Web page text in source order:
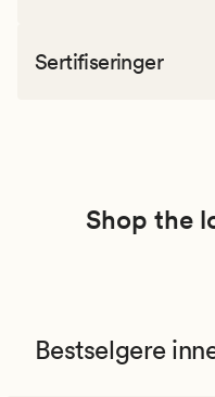
Sertifiseringer
Shop the
Bestselgere